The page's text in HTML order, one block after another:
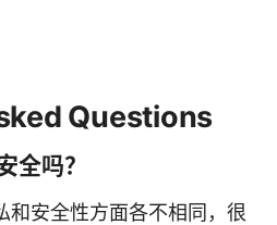
Questions
全吗？
和安全性方面各不相同，很